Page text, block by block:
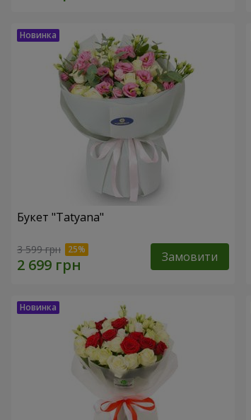
Букет "Tatyana"
3 599 грн Замовити